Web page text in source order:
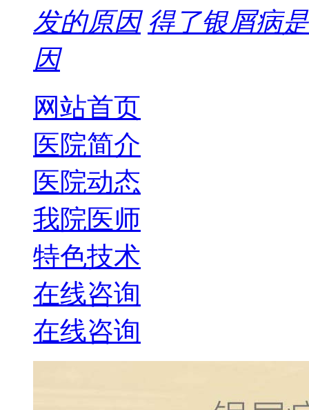
发的原因 得了银屑病
因
网站首页
医院简介
医院动态
我院医师
特色技术
在线咨询
在线咨询